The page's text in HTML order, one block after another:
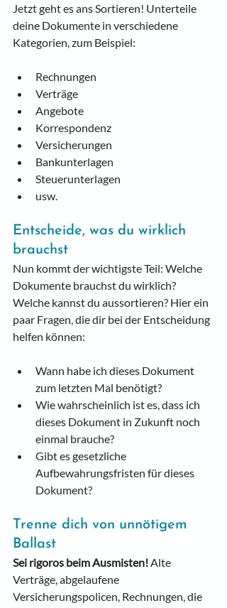
Jetzt geht es ans Sortieren! Unterteile
deine Dokumente in verschiedene
Kategorien, zum Beispiel:
Rechnungen
Verträge
Angebote
Korrespondenz
Versicherungen
Bankunterlagen
Steuerunterlagen
usw.
Entscheide, was du wirklich
brauchst
Nun kommt der wichtigste Teil: Welche
Dokumente brauchst du wirklich?
Welche kannst du aussortieren? Hier ein
paar Fragen, die dir bei der Entscheidung
helfen können:
Wann habe ich dieses Dokument
zum letzten Mal benötigt?
Wie wahrscheinlich ist es, dass ich
dieses Dokument in Zukunft noch
einmal brauche?
Gibt es gesetzliche
Aufbewahrungsfristen für dieses
Dokument?
Trenne dich von unnötigem
Ballast
Sei rigoros beim Ausmisten! Alte
Verträge, abgelaufene
Versicherungspolicen, Rechnungen, die